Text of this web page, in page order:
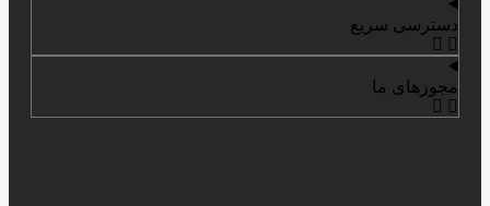
دسترسی سریع
مجوزهای ما